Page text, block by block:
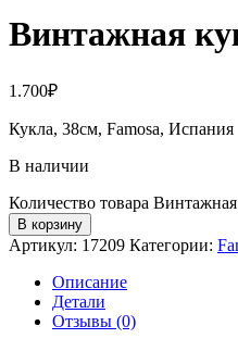
Винтажная
1.700₽
Кукла, 38см, Famosa, Испания
В наличии
Количество товара
В корзину
Артикул: 17209 Категории:
Описание
Детали
Отзывы (0)